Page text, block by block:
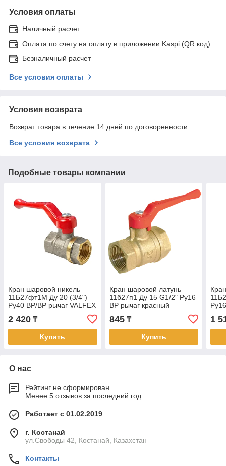
Условия оплаты
Наличный расчет
Оплата по счету на оплату в приложении Kaspi (QR код)
Безналичный расчет
Все условия оплаты
Условия возврата
Возврат товара в течение 14 дней по договоренности
Все условия возврата
Подобные товары компании
Кран шаровой никель
11Б27фт1М Ду 20 (3/4")
Ру40 ВР/ВР рычаг VALFEX
2 420 ₸
Купить
Кран шаровой латунь
11б27п1 Ду 15 G1/2" Ру16
ВР рычаг красный
845₸
Купить
1
О нас
Рейтинг не сформирован
Менее 5 отзывов за последний год
Работает с 01.02.2019
г. Костанай
ул.Свободы 42, Костанай, Казахстан
Контакты